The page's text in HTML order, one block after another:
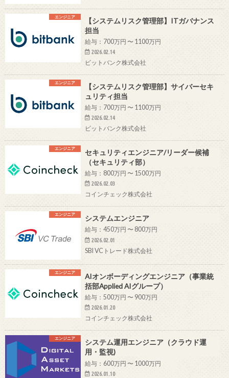
エンジニア
【システムリスク管理部】ITガバナンス
担当
給与：700万円 〜 1100万円
2026.02.14
ビットバンク株式会社
エンジニア
【システムリスク管理部】サイバーセキ
ュリティ担当
給与：700万円 〜 1100万円
2026.02.14
ビットバンク株式会社
エンジニア
セキュリティエンジニア/リーダー候補
（セキュリティ部）
給与：800万円 〜 1500万円
2026.02.03
コインチェック株式会社
エンジニア システムエンジニア
給与：450万円 〜 800万円
2026.02.01
SBI VCトレード株式会社
エンジニア
AIオンボーディングエンジニア（事業統
括部Applied AIグループ）
給与：500万円 〜 900万円
2026.01.20
コインチェック株式会社
エンジニア
システム運用エンジニア（クラウド運
用・監視)
給与：600万円 〜 1000万円
2026.01.10